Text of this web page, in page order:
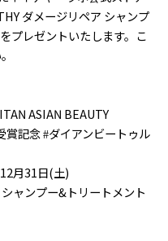
ダメージリペア シャンプ
プレゼントいたします。こ
ASIAN BEAUTY
記念 #ダイアンビートゥル
月31日(土)
ャンプー&トリートメント